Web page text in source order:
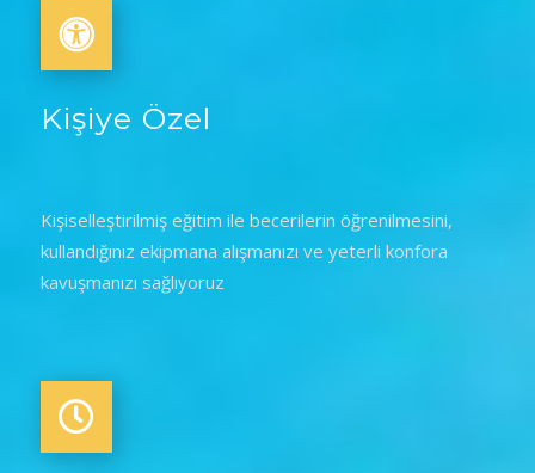
Kişiye Özel
Kişiselleştirilmiş eğitim ile becerilerin öğrenilmesini,
kullandığınız ekipmana alışmanızı ve yeterli konfora
kavuşmanızı sağlıyoruz